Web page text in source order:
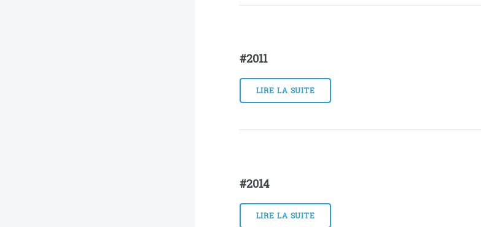
#2011
LIRE LA SUITE
#2014
LIRE LA SUITE